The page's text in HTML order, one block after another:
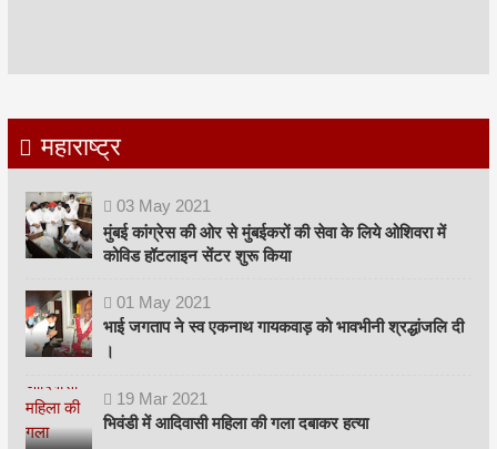
महाराष्ट्र
03 May 2021
मुंबई कांग्रेस की ओर से मुंबईकरों की सेवा के लिये ओशिवरा में
कोविड हॉटलाइन सेंटर शुरू किया
01 May 2021
भाई जगताप ने स्व एकनाथ गायकवाड़ को भावभीनी श्रद्धांजलि दी
।
19 Mar 2021
भिवंडी में आदिवासी महिला की गला दबाकर हत्या